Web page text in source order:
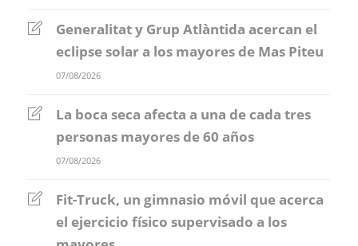
Generalitat y Grup Atlàntida acercan el
eclipse solar a los mayores de Mas Piteu
07/08/2026
La boca seca afecta a una de cada tres
personas mayores de 60 años
07/08/2026
Fit-Truck, un gimnasio móvil que acerca
el ejercicio físico supervisado a los